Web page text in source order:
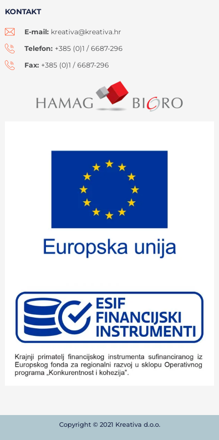
KONTAKT
E-mail: kreativa@kreativa.hr
Telefon: +385 (0)1 / 6687-296
Fax: +385 (0)1 / 6687-296
Copyright © 2021 Kreativa d.o.o.